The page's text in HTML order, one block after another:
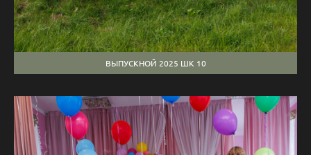
ВЫПУСКНОЙ 2025 ШК 10